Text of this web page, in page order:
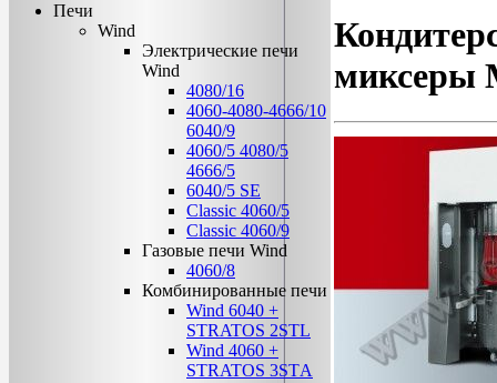
миксеры
Печи
Wind
Электрические печи
Wind
4080/16
4060-4080-4666/10
6040/9
4060/5 4080/5
4666/5
6040/5 SE
Classic 4060/5
Classic 4060/9
Газовые печи Wind
4060/8
Комбинированные печи
Wind 6040 +
STRATOS 2STL
Wind 4060 +
STRATOS 3STА